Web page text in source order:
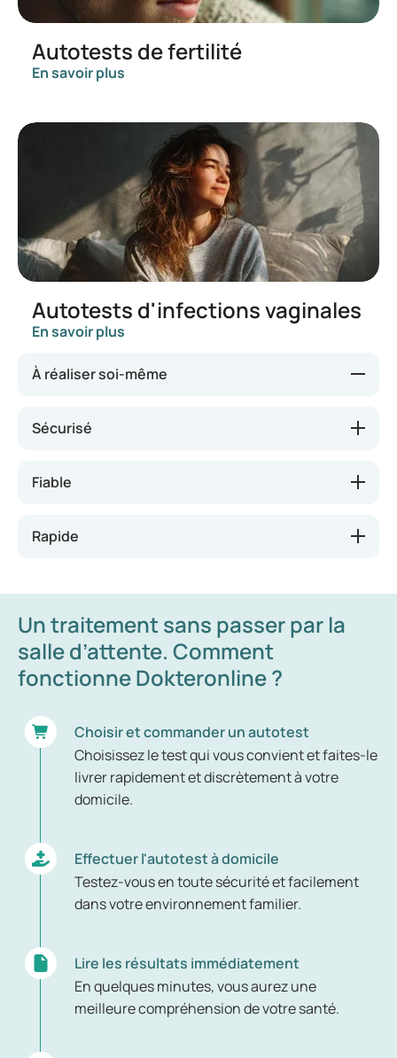
Autotests de fertilité
En savoir plus
Autotests d'infections vaginales
En savoir plus
À réaliser soi-même
Nos autotests sont simples d’utilisation et peuvent
être réalisés partout. Vous pouvez désormais
consulter votre médecin traitant ou à vous rendre à
Sécurisé
Fiable
Rapide
Un traitement sans passer par la
salle d’attente. Comment
fonctionne Dokteronline ?
Choisir et commander un autotest
Choisissez le test qui vous convient et faites-le
livrer rapidement et discrètement à votre
domicile.
Effectuer l'autotest à domicile
Testez-vous en toute sécurité et facilement
dans votre environnement familier.
Lire les résultats immédiatement
En quelques minutes, vous aurez une
meilleure compréhension de votre santé.